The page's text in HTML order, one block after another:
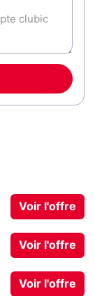
Voir l'offre
Voir l'offre
Voir l'offre